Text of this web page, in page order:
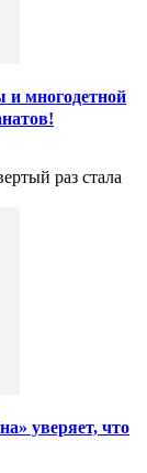
многодетной
раз стала
уверяет, что